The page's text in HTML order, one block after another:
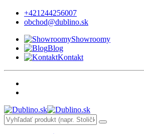
+421244256007
obchod@dublino.sk
Showroomy
Blog
Kontakt